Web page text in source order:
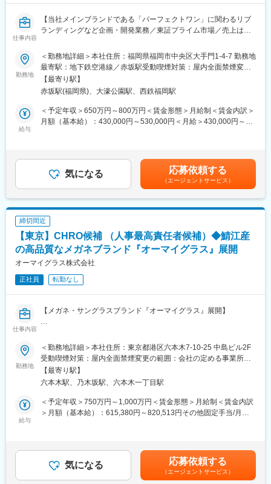
でいます。それは、人が所有する事で大きな価値を持ち、「次の
持ち手が、更なる価値を見出せるモノ」を取り扱っていると信じ
ているからです。
でも屈指の実績を誇っており、ヒット商品「マイクロダイエッ
ト」は、世界41か国での販売実績を誇ります。
仕事内容
【当社メインブランドである「パーフェクトワン」に関わるリブ
ランディングなど企画・開発業務／東証プライム市場／売上は右
年連続トップクラス／業績好調な経営基盤】
■業務内容：
当社のコスメ開発課の課長職として、商品企画・開発や組織のマ
ネジメントをご担当いただきます。
■業務詳細：
質保証と連携業務
◇販促・営業部署や顧客対応セクションと連携業務
◇社内外への商品情報説明、ブランドバリューの向上
※担当ブランド：「パーフェクトワン」
■チーム・組織構成：
コスメ開発課には約7名（20代～40代）が在籍しています。女性
が多く活躍しています。
■当社の魅力
た画期的な商品開発やサービス開発に活用するとともに、国内外
でチャネルを問わずお客さまへ快適なライフスタイルを提案し、
■当社について：
健康食品・医薬品（漢方薬シリーズ等）の企画、製造、販売を行
っています。1992年の当社の創立時から、時代は変化しました。
により社会のニーズも多様化し、お客さまから寄せられるお悩み
も幅広いものになってきました。 当社はお客さまの多様化するラ
◇化粧品：「シンプルであること」と「コラーゲン」を追求し
た、スキンケアブランド『パーフェクトワン』を展開。毎日のケ
勤務地
＜勤務地詳細＞本社住所：福岡県福岡市中央区大手門1-4-7 勤務地
最寄駅：地下鉄空港線／赤坂駅受動喫煙対策：屋内全面禁煙変更
の範囲：会社の定める事業所
【最寄り駅】
赤坂駅(福岡県)、大濠公園駅、西鉄福岡駅
給与
＜予定年収＞650万円～800万円＜賃金形態＞月給制＜賃金内訳＞
月額（基本給）：430,000円～530,000円＜月給＞430,000円～
定期間内在籍社員が対象）賃金はあくまでも目安の金額であり、
選考を通じて上下する可能性があります。月給(月額)は固定手当を
含めた表記です。
気になる 応募依頼する
（エージェントサービス）
締切間近
【東京】CHRO候補 （人事最高責任者候補）◆鯖江産
の高品質なメガネブランド『オーマイグラス』展開
オーマイグラス株式会社
正社員 転勤なし
仕事内容
【メガネ・サングラスブランド『オーマイグラス』展開】
当社にて以下の業務をお任せします。
◇採用（着任後の最重要ミッション）
・中長期の人員計画策定（出店計画と連動した店舗・本部の必要
人員設計）
・採用戦略立案・採用ブランディング（自社オウンドメディア・
SNS・Note等の企画運用）
・新卒・中途・アルバイトの各チャネル運用と効果検証
◇経営参画・人事戦略・制度設計
・経営会議・取締役会への出席（人事領域の議題オーナー）
・中期経営計画における人事戦略領域の策定およびKPI管理
勤務地
＜勤務地詳細＞本社住所：東京都港区六本木7-10-25 中島ビル2F
受動喫煙対策：屋内全面禁煙変更の範囲：会社の定める事業所
（リモートワーク含む）
【最寄り駅】
六本木駅、乃木坂駅、六本木一丁目駅
給与
＜予定年収＞750万円～1,000万円＜賃金形態＞月給制＜賃金内訳
＞月額（基本給）：615,380円～820,513円その他固定手当/月：
適用外です。■昇給：年1回■その他固定手当：深夜残業代10時間
分：9,620円～12,820円賃金はあくまでも目安の金額であり、選
考を通じて上下する可能性があります。月給(月額)は固定手当を含
気になる 応募依頼する
（エージェントサービス）